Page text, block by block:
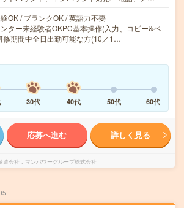
OK / ブランクOK / 英語力不要
ター未経験者OKPC基本操作(入力、コピー&ペ
修期間中全日出勤可能な方(10／1…
30代 40代 50代 60代
応募へ進む 詳しく見る
遣会社 マンパワーグループ株式会社